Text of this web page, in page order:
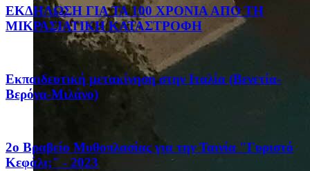
ΕΚΔΗΛΩΣΗ ΓΙΑ ΤΑ 100 ΧΡΟΝΙΑ ΑΠΟ ΤΗ
ΜΙΚΡΑΣΙΑΤΙΚΗ ΚΑΤΑΣΤΡΟΦΗ
Eκπαιδευτική μετακίνηση στην Ιταλία (Βενετία-
Βερόνα-Μιλάνο)
2ο Βραβείο Μυθοπλασίας για την Ταινία "Γυριστό
Κεφάλι;" - 2023